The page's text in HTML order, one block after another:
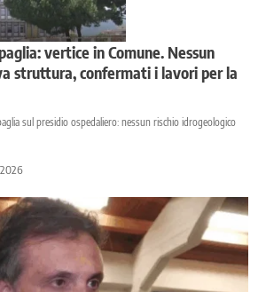
vertice in Comune. Nessun
struttura, confermati i lavori per la
sul presidio ospedaliero: nessun rischio idrogeologico